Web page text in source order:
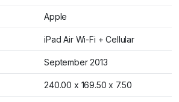
Apple
iPad Air Wi-Fi + Cellular
September 2013
240.00 x 169.50 x 7.50